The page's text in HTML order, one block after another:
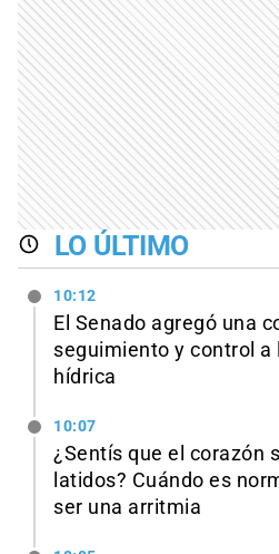
LO ÚLTIMO
10:12
El Senado agregó una
seguimiento y control a
hídrica
10:07
¿Sentís que el corazón
latidos? Cuándo es
ser una arritmia